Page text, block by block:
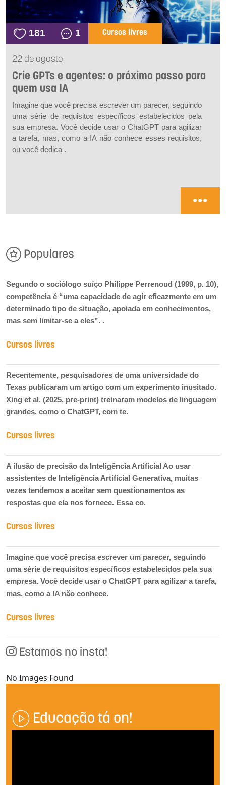
181 1 Cursos livres
22 de agosto
Crie GPTs e agentes: o próximo passo para
quem usa IA
Imagine que você precisa escrever um parecer, seguindo
uma série de requisitos específicos estabelecidos pela
sua empresa. Você decide usar o ChatGPT para agilizar
a tarefa, mas, como a IA não conhece esses requisitos,
ou você dedica .
Populares
Segundo o sociólogo suíço Philippe Perrenoud (1999, p. 10),
competência é “uma capacidade de agir eficazmente em um
determinado tipo de situação, apoiada em conhecimentos,
mas sem limitar-se a eles”. .
Cursos livres
Recentemente, pesquisadores de uma universidade do
Texas publicaram um artigo com um experimento inusitado.
Xing et al. (2025, pre-print) treinaram modelos de linguagem
grandes, como o ChatGPT, com te.
Cursos livres
A ilusão de precisão da Inteligência Artificial Ao usar
assistentes de Inteligência Artificial Generativa, muitas
vezes tendemos a aceitar sem questionamentos as
respostas que ela nos fornece. Essa co.
Cursos livres
Imagine que você precisa escrever um parecer, seguindo
uma série de requisitos específicos estabelecidos pela sua
empresa. Você decide usar o ChatGPT para agilizar a tarefa,
mas, como a IA não conhece.
Cursos livres
Estamos no insta!
No Images Found
Educação tá on!